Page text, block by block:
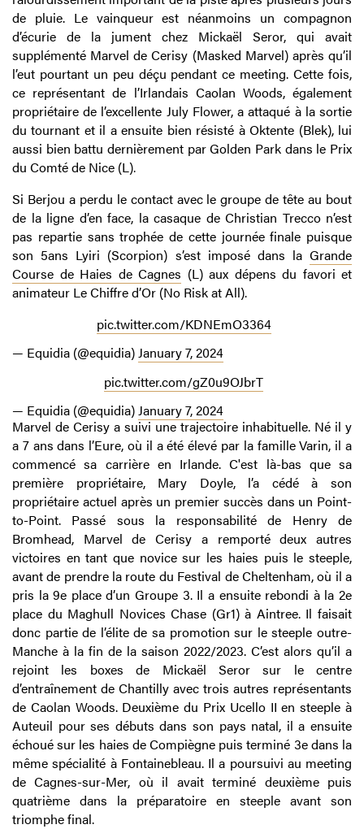
de pluie. Le vainqueur est néanmoins un compagnon
d’écurie de la jument chez Mickaël Seror, qui avait
supplémenté Marvel de Cerisy (Masked Marvel) après qu’il
l’eut pourtant un peu déçu pendant ce meeting. Cette fois,
ce représentant de l’Irlandais Caolan Woods, également
propriétaire de l’excellente July Flower, a attaqué à la sortie
du tournant et il a ensuite bien résisté à Oktente (Blek), lui
aussi bien battu dernièrement par Golden Park dans le Prix
du Comté de Nice (L).
Si Berjou a perdu le contact avec le groupe de tête au bout
de la ligne d’en face, la casaque de Christian Trecco n’est
pas repartie sans trophée de cette journée finale puisque
son 5ans Lyiri (Scorpion) s’est imposé dans la Grande
Course de Haies de Cagnes (L) aux dépens du favori et
animateur Le Chiffre d’Or (No Risk at All).
pic.twitter.com/KDNEmO3364
— Equidia (@equidia) January 7, 2024
pic.twitter.com/gZ0u9OJbrT
— Equidia (@equidia) January 7, 2024
Marvel de Cerisy a suivi une trajectoire inhabituelle. Né il y
a 7 ans dans l’Eure, où il a été élevé par la famille Varin, il a
commencé sa carrière en Irlande. C'est là-bas que sa
première propriétaire, Mary Doyle, l’a cédé à son
propriétaire actuel après un premier succès dans un Point-
to-Point. Passé sous la responsabilité de Henry de
Bromhead, Marvel de Cerisy a remporté deux autres
victoires en tant que novice sur les haies puis le steeple,
avant de prendre la route du Festival de Cheltenham, où il a
pris la 9e place d’un Groupe 3. Il a ensuite rebondi à la 2e
place du Maghull Novices Chase (Gr1) à Aintree. Il faisait
donc partie de l’élite de sa promotion sur le steeple outre-
Manche à la fin de la saison 2022/2023. C’est alors qu’il a
rejoint les boxes de Mickaël Seror sur le centre
d’entraînement de Chantilly avec trois autres représentants
de Caolan Woods. Deuxième du Prix Ucello II en steeple à
Auteuil pour ses débuts dans son pays natal, il a ensuite
échoué sur les haies de Compiègne puis terminé 3e dans la
même spécialité à Fontainebleau. Il a poursuivi au meeting
de Cagnes-sur-Mer, où il avait terminé deuxième puis
quatrième dans la préparatoire en steeple avant son
triomphe final.